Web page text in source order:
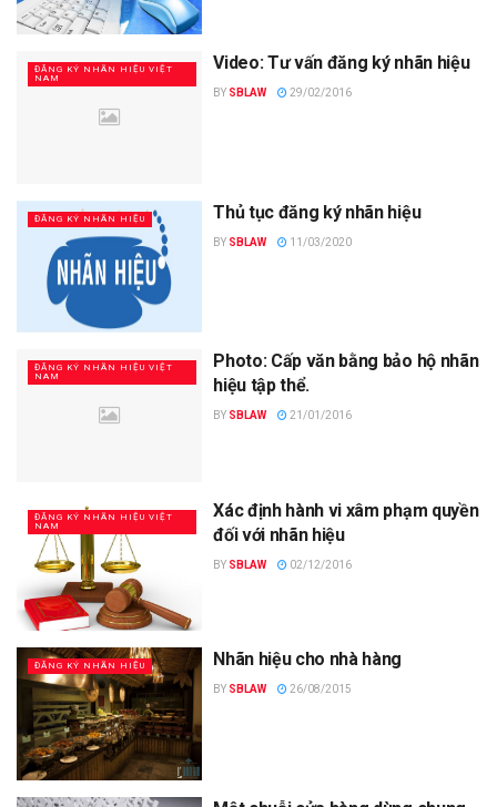
ĐĂNG KÝ NHÃN HIỆU VIỆT
NAM
Video: Tư vấn đăng ký nhãn hiệu
BY SBLAW 29/02/2016
ĐĂNG KÝ NHÃN HIỆU Thủ tục đăng ký nhãn hiệu
BY SBLAW 11/03/2020
ĐĂNG KÝ NHÃN HIỆU VIỆT
NAM
Photo: Cấp văn bằng bảo hộ nhãn
hiệu tập thể.
BY SBLAW 21/01/2016
ĐĂNG KÝ NHÃN HIỆU VIỆT
NAM
Xác định hành vi xâm phạm quyền
đối với nhãn hiệu
BY SBLAW 02/12/2016
ĐĂNG KÝ NHÃN HIỆU Nhãn hiệu cho nhà hàng
BY SBLAW 26/08/2015